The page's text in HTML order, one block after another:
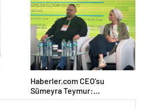
Haberler.com CEO’su
Sümeyra Teymur:
Gastronomi içerikleri uzun